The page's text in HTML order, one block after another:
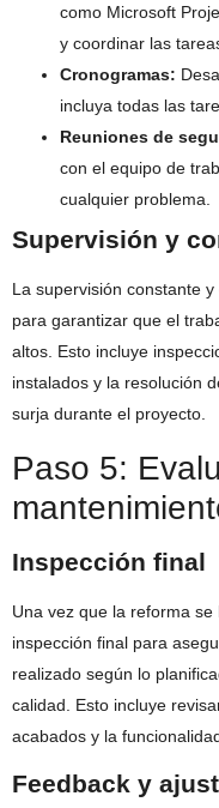
como Microsoft
y coordinar las
Cronogramas:
incluya todas las
Reuniones de
con el equipo de
cualquier problema.
Supervisión y
La supervisión constante
para garantizar que el
altos. Esto incluye
instalados y la resolución
surja durante el proyecto.
Paso 5:
Inspección final
Una vez que la reforma
inspección final para
realizado según lo
calidad. Esto incluye
acabados y la
Feedback y